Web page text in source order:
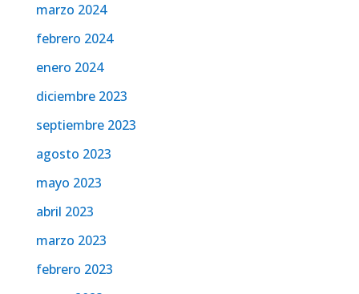
marzo 2024
febrero 2024
enero 2024
diciembre 2023
septiembre 2023
agosto 2023
mayo 2023
abril 2023
marzo 2023
febrero 2023